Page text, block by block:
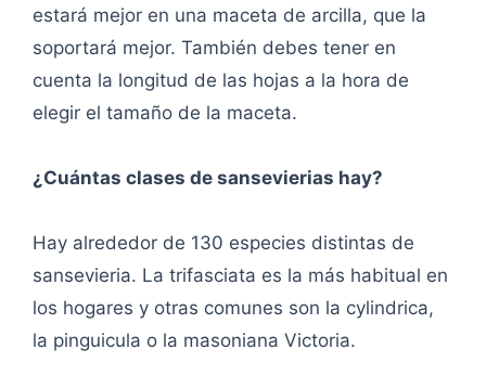
estará mejor en una maceta de arcilla, que la
soportará mejor. También debes tener en
cuenta la longitud de las hojas a la hora de
elegir el tamaño de la maceta.
¿Cuántas clases de sansevierias hay?
Hay alrededor de 130 especies distintas de
sansevieria. La trifasciata es la más habitual en
los hogares y otras comunes son la cylindrica,
la pinguicula o la masoniana Victoria.